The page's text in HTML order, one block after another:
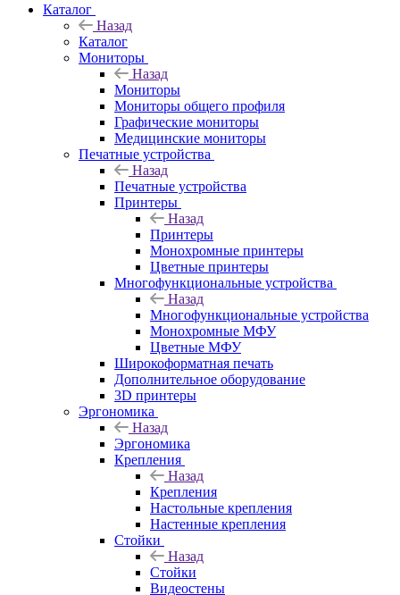
Каталог
Назад
Каталог
Мониторы
Назад
Мониторы
Мониторы общего профиля
Графические мониторы
Медицинские мониторы
Печатные устройства
Назад
Печатные устройства
Принтеры
Назад
Принтеры
Моноxромныe принтеры
Цвeтныe принтеры
Многофункциональные устройства
Назад
Многофункциональные устройства
Монохромные МФУ
Цветные МФУ
Широкоформатная печать
Дополнительное оборудование
3D принтеры
Эргономика
Назад
Эргономика
Крепления
Назад
Крепления
Настольные крепления
Настенные крепления
Стойки
Назад
Стойки
Видеостены